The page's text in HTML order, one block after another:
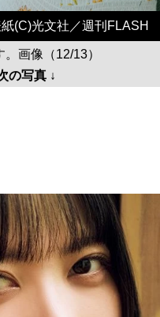
(C)光文社／週刊FLASH
画像（12/13）
の写真 ↓